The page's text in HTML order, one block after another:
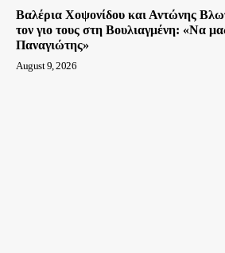
Βαλέρια Χοψονίδου και Αντώνης
τον γιο τους στη Βουλιαγμένη: «Να
Παναγιώτης»
August 9, 2026